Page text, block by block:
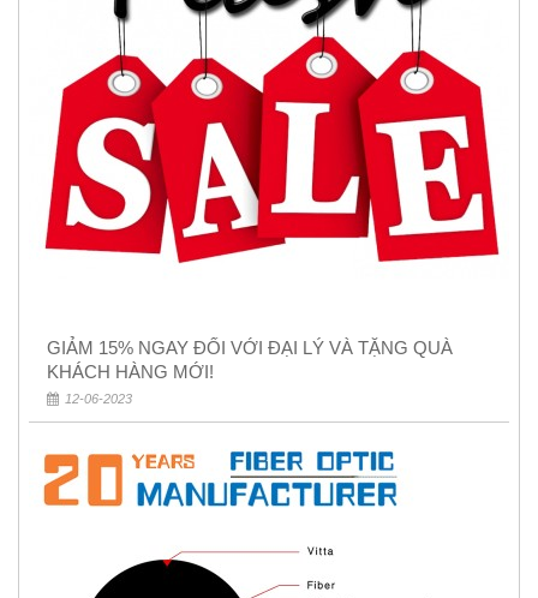
GIẢM 15% NGAY ĐỐI VỚI ĐẠI LÝ VÀ TẶNG QUÀ
KHÁCH HÀNG MỚI!
12-06-2023